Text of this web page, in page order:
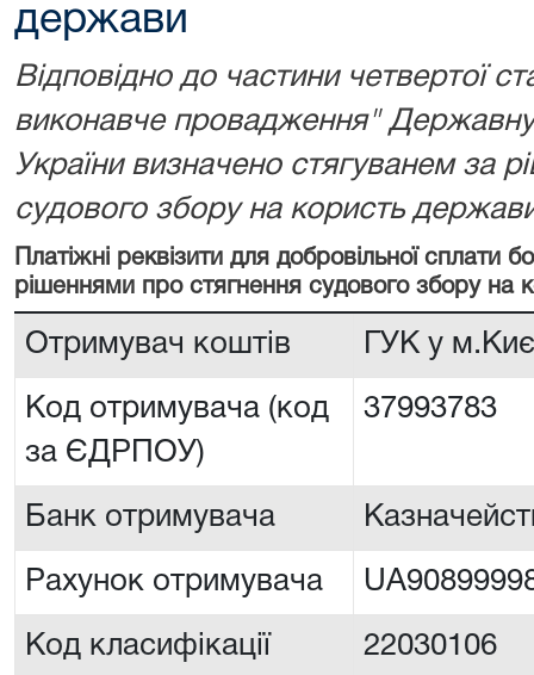
держави
Відповідно до частини четвертої
виконавче провадження" Державну
України визначено стягуванем за
судового збору на користь
Платіжні реквізити для добровільної
рішеннями про стягнення судового збору на
Отримувач коштів ГУК у
Код отримувача (код
за ЄДРПОУ)
37993783
Банк отримувача
Рахунок отримувача
Код класифікації
22030106